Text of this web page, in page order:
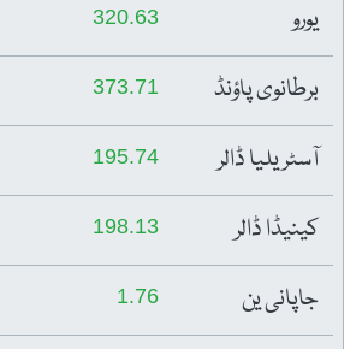
یورو 320.63
برطانوی پاؤنڈ 373.71
آسٹریلیا ڈالر 195.74
کینیڈا ڈالر 198.13
جاپانی ین 1.76